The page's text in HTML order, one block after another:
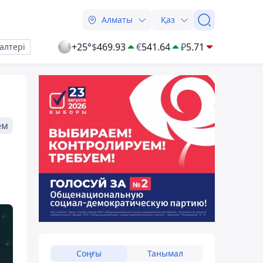
Алматы Қаз
+25°$469.93 €541.64 ₽5.71
Соңғы Танымал